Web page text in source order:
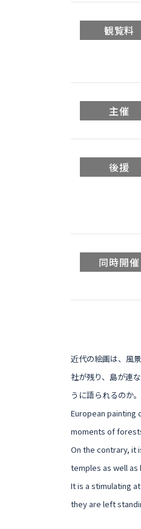
観覧料
主催
後援
同時開催
近代の絵画は、風
社が残り、島が連
うに語られるのか
European
moments of
On the contrary, it
temples as well
It is a stimulating
they are left